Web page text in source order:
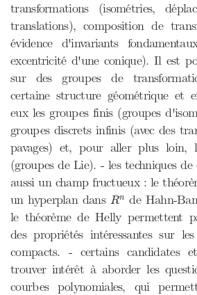
transformations (isométries,
translations), composition de
évidence d'invariants
excentricité d'une conique). Il est
sur des groupes de
certaine structure géométrique et
eux les groupes finis (groupes
groupes discrets infinis (avec des
pavages) et, pour aller plus loin,
(groupes de Lie). - les techniques
aussi un champ fructueux : le
un hyperplan dans Rn
Rn de Hahn-
le théorème de Helly permettent
des propriétés intéressantes sur
compacts. - certains candidates
trouver intérêt à aborder les
courbes polynomiales, qui